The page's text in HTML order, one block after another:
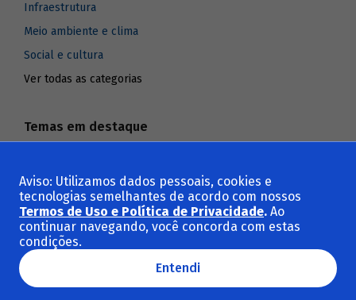
Infraestrutura
Meio ambiente e clima
Social e cultura
Ver todas as categorias
Temas em destaque
BNDES
BNDES Setorial
Macroeconomia
Revista do BNDES
Investimento
Aviso: Utilizamos dados pessoais, cookies e
tecnologias semelhantes de acordo com nossos
Termos de Uso e Política de Privacidade. Ao
continuar navegando, você concorda com estas
condições.
Entendi